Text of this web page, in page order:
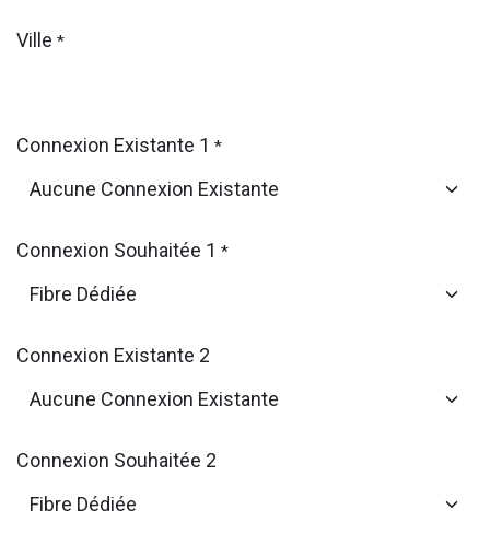
Ville *
Connexion Existante 1 *
Connexion Souhaitée 1 *
Connexion Existante 2
Connexion Souhaitée 2